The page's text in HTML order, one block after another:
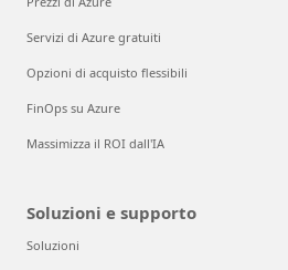
Servizi di Azure gratuiti
Opzioni di acquisto flessibili
FinOps su Azure
Massimizza il ROI dall'IA
Soluzioni e supporto
Soluzioni